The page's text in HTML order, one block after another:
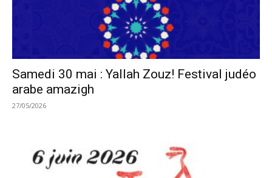
Samedi 30 mai : Yallah Zouz! Festival judéo
arabe amazigh
27/05/2026